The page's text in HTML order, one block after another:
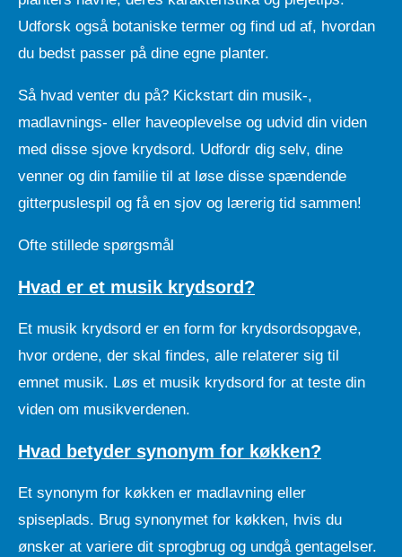
Udforsk også botaniske termer og find ud af, hvordan
du bedst passer på dine egne planter.
Så hvad venter du på? Kickstart din musik-,
madlavnings- eller haveoplevelse og udvid din viden
med disse sjove krydsord. Udfordr dig selv, dine
venner og din familie til at løse disse spændende
gitterpuslespil og få en sjov og lærerig tid sammen!
Ofte stillede spørgsmål
Hvad er et musik krydsord?
Et musik krydsord er en form for krydsordsopgave,
hvor ordene, der skal findes, alle relaterer sig til
emnet musik. Løs et musik krydsord for at teste din
viden om musikverdenen.
Hvad betyder synonym for køkken?
Et synonym for køkken er madlavning eller
spiseplads. Brug synonymet for køkken, hvis du
ønsker at variere dit sprogbrug og undgå gentagelser.